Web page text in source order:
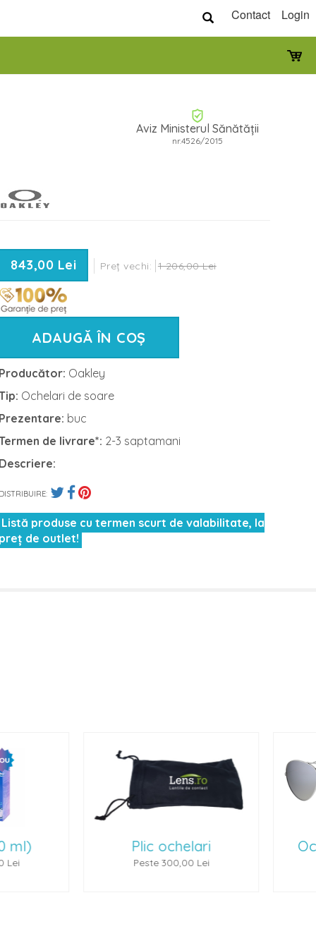
Contact Login
Aviz Ministerul Sănătății
nr.4526/2015
843,00 Lei Preț vechi: 1 206,00 Lei
ADAUGĂ ÎN COȘ
Oakley
Ochelari de soare
buc
de livrare*: 2-3 saptamani
Listă produse cu termen scurt de valabilitate, la
de outlet!
ochelari
300,00 Lei
Ochelari de soare 1
Peste 500,00 Lei